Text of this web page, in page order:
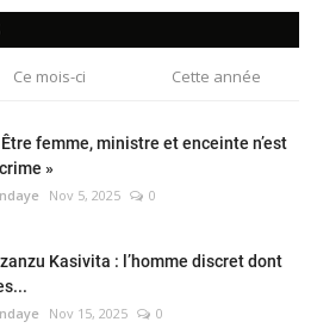
Ce mois-ci Cette année
Être femme, ministre et enceinte n’est
»
Nov 5, 2025 0
Kasivita : l’homme discret dont
Nov 15, 2025 0